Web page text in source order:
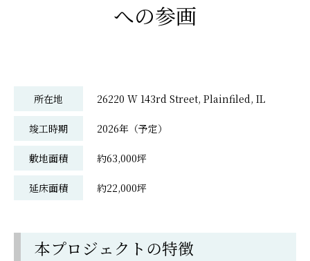
への参画
所在地 26220 W 143rd Street, Plainfiled, IL
竣工時期 2026年（予定）
敷地面積 約63,000坪
延床面積 約22,000坪
本プロジェクトの特徴